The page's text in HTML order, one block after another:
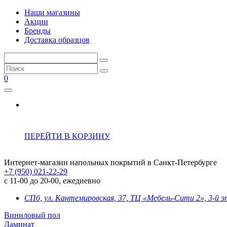
Наши магазины
Акции
Бренды
Доставка образцов
0
ПЕРЕЙТИ В КОРЗИНУ
Интернет-магазин напольных покрытий в Санкт-Петербурге
+7 (950) 021-22-29
с 11-00 до 20-00, ежедневно
СПб, ул. Кантемировская, 37, ТЦ «Мебель-Сити 2», 3-й
Виниловый пол
Ламинат